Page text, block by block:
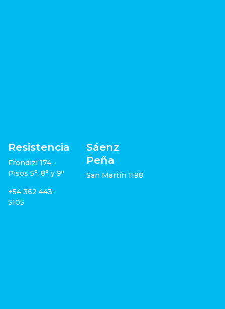
Resistencia
Frondizi 174 -
Pisos 5°, 8° y 9º
+54 362 443-
5105
Sáenz
Peña
San Martín 1198